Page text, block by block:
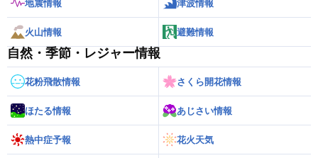
地震情報 津波情報
火山情報 避難情報
自然・季節・レジャー情報
花粉飛散情報 さくら開花情報
ほたる情報 あじさい情報
熱中症予報 花火天気